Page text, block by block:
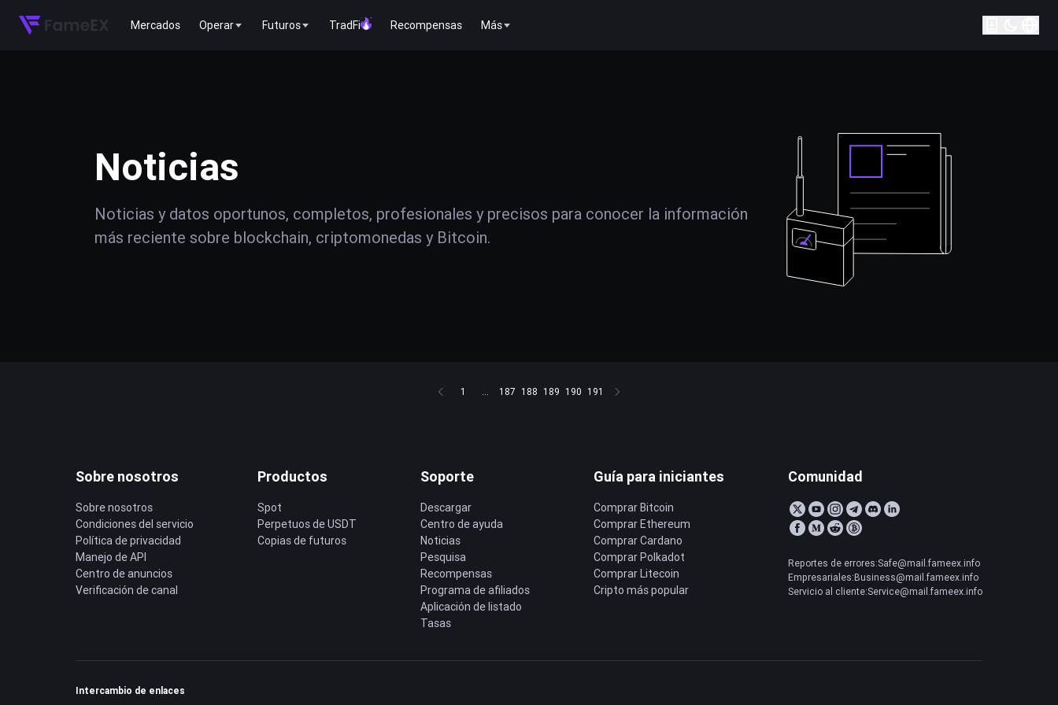
Mercados Operar Futuros TradFi Recompensas Más
Noticias
Noticias y datos oportunos, completos, profesionales y precisos para conocer la información
más reciente sobre blockchain, criptomonedas y Bitcoin.
1 ... 187 188 189 190 191
Sobre nosotros
Sobre nosotros
Condiciones del servicio
Política de privacidad
Manejo de API
Centro de anuncios
Verificación de canal
Productos
Spot
Perpetuos de USDT
Copias de futuros
Soporte
Descargar
Centro de ayuda
Noticias
Pesquisa
Recompensas
Programa de afiliados
Aplicación de listado
Tasas
Guía para iniciantes
Comprar Bitcoin
Comprar Ethereum
Comprar Cardano
Comprar Polkadot
Comprar Litecoin
Cripto más popular
Comunidad
Reportes de errores:Safe@mail.fameex.info
Empresariales:Business@mail.fameex.info
Servicio al cliente:Service@mail.fameex.info
Intercambio de enlaces